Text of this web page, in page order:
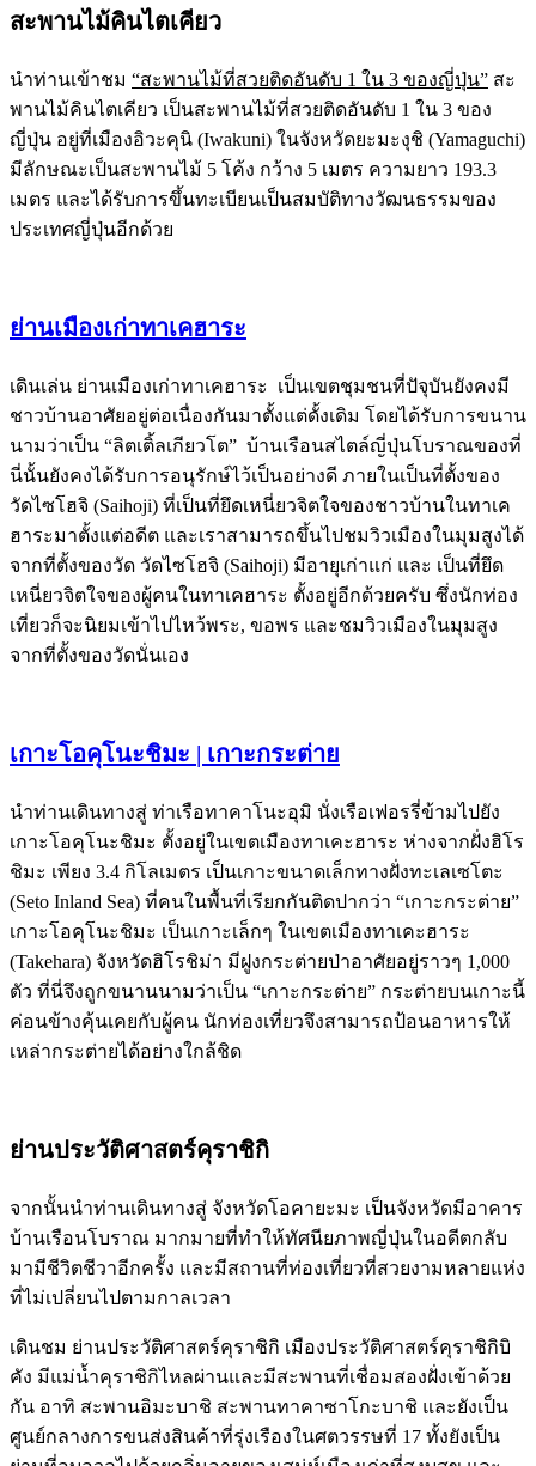
สะพานไม้คินไตเคียว
นำท่านเข้าชม “สะพานไม้ที่สวยติดอันดับ 1 ใน 3 ของญี่ปุ่น” สะ
พานไม้คินไตเคียว เป็นสะพานไม้ที่สวยติดอันดับ 1 ใน 3 ของ
ญี่ปุ่น อยู่ที่เมืองอิวะคุนิ (Iwakuni) ในจังหวัดยะมะงุชิ (Yamaguchi)
มีลักษณะเป็นสะพานไม้ 5 โค้ง กว้าง 5 เมตร ความยาว 193.3
เมตร และได้รับการขึ้นทะเบียนเป็นสมบัติทางวัฒนธรรมของ
ประเทศญี่ปุ่นอีกด้วย
ย่านเมืองเก่าทาเคฮาระ
เดินเล่น ย่านเมืองเก่าทาเคฮาระ เป็นเขตชุมชนที่ปัจุบันยังคงมี
ชาวบ้านอาศัยอยู่ต่อเนื่องกันมาตั้งแต่ดั้งเดิม โดยได้รับการขนาน
นามว่าเป็น “ลิตเติ้ลเกียวโต” บ้านเรือนสไตล์ญี่ปุ่นโบราณของที่
นี่นั้นยังคงได้รับการอนุรักษ์ไว้เป็นอย่างดี ภายในเป็นที่ตั้งของ
วัดไซโฮจิ (Saihoji) ที่เป็นที่ยึดเหนี่ยวจิตใจของชาวบ้านในทาเค
ฮาระมาตั้งแต่อดีต และเราสามารถขึ้นไปชมวิวเมืองในมุมสูงได้
จากที่ตั้งของวัด วัดไซโฮจิ (Saihoji) มีอายุเก่าแก่ และ เป็นที่ยึด
เหนี่ยวจิตใจของผู้คนในทาเคฮาระ ตั้งอยู่อีกด้วยครับ ซึ่งนักท่อง
เที่ยวก็จะนิยมเข้าไปไหว้พระ, ขอพร และชมวิวเมืองในมุมสูง
จากที่ตั้งของวัดนั่นเอง
เกาะโอคุโนะชิมะ | เกาะกระต่าย
นำท่านเดินทางสู่ ท่าเรือทาคาโนะอุมิ นั่งเรือเฟอรรี่ข้ามไปยัง
เกาะโอคุโนะชิมะ ตั้งอยู่ในเขตเมืองทาเคะฮาระ ห่างจากฝั่งฮิโร
ชิมะ เพียง 3.4 กิโลเมตร เป็นเกาะขนาดเล็กทางฝั่งทะเลเซโตะ
(Seto Inland Sea) ที่คนในพื้นที่เรียกกันติดปากว่า “เกาะกระต่าย”
เกาะโอคุโนะชิมะ เป็นเกาะเล็กๆ ในเขตเมืองทาเคะฮาระ
(Takehara) จังหวัดฮิโรชิม่า มีฝูงกระต่ายป่าอาศัยอยู่ราวๆ 1,000
ตัว ที่นี่จึงถูกขนานนามว่าเป็น “เกาะกระต่าย” กระต่ายบนเกาะนี้
ค่อนข้างคุ้นเคยกับผู้คน นักท่องเที่ยวจึงสามารถป้อนอาหารให้
เหล่ากระต่ายได้อย่างใกล้ชิด
ย่านประวัติศาสตร์คุราชิกิ
จากนั้นนำท่านเดินทางสู่ จังหวัดโอคายะมะ เป็นจังหวัดมีอาคาร
บ้านเรือนโบราณ มากมายที่ทำให้ทัศนียภาพญี่ปุ่นในอดีตกลับ
มามีชีวิตชีวาอีกครั้ง และมีสถานที่ท่องเที่ยวที่สวยงามหลายแห่ง
ที่ไม่เปลี่ยนไปตามกาลเวลา
เดินชม ย่านประวัติศาสตร์คุราชิกิ เมืองประวัติศาสตร์คุราชิกิบิ
คัง มีแม่น้ำคุราชิกิไหลผ่านและมีสะพานที่เชื่อมสองฝั่งเข้าด้วย
กัน อาทิ สะพานอิมะบาชิ สะพานทาคาซาโกะบาชิ และยังเป็น
ศูนย์กลางการขนส่งสินค้าที่รุ่งเรืองในศตวรรษที่ 17 ทั้งยังเป็น